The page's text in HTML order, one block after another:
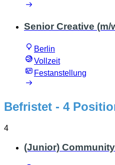
Senior Creative (m/
Berlin
Vollzeit
Festanstellung
Befristet - 4
4
(Junior)